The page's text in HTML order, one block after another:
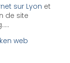
sur Lyon et
de site
web